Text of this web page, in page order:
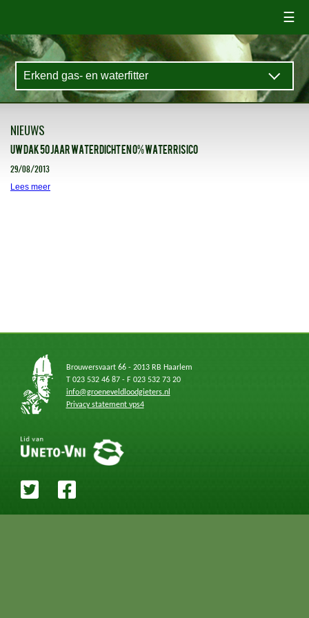
☰
NIEUWS
UW DAK 50 JAAR WATERDICHT EN 0% WATERRISICO
29/08/2013
Lees meer
Brouwersvaart 66 - 2013 RB Haarlem
T 023 532 46 87 - F 023 532 73 20
info@groeneveldloodgieters.nl
Privacy statement vps4